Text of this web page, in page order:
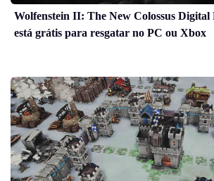
Wolfenstein II: The New Colossus Digital
está grátis para resgatar no PC ou Xbox